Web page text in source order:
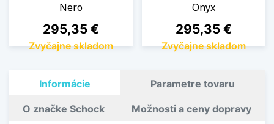
Nero
Cena
295,35 €
Zvyčajne skladom
Onyx
Cena
295,35 €
Zvyčajne skladom
Informácie Parametre tovaru
O značke Schock Možnosti a ceny dopravy